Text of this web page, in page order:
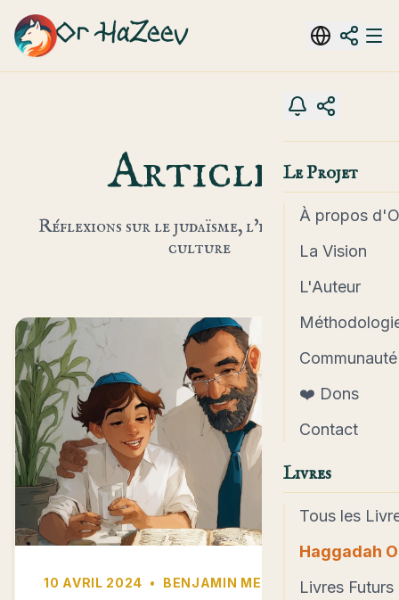
Or HaZeev
Le Projet
À propos
La Vision
L'Auteur
Communauté
❤️ Dons
Contact
Livres
Tous les
Haggadah
Livres Futurs
Articles
Réflexions sur le judaïsme, l'histoire et la
culture
10 AVRIL 2024 • BENJAMIN MEIR